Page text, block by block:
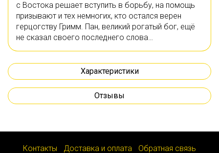
с Востока решает вступить в борьбу, на помощь
призывают и тех немногих, кто остался верен
герцогству Гримм. Пан, великий рогатый бог, ещё
не сказал своего последнего слова…
Характеристики
Отзывы
Контакты Доставка и оплата Обратная связь